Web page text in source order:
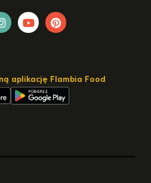
aplikację Flambia Food